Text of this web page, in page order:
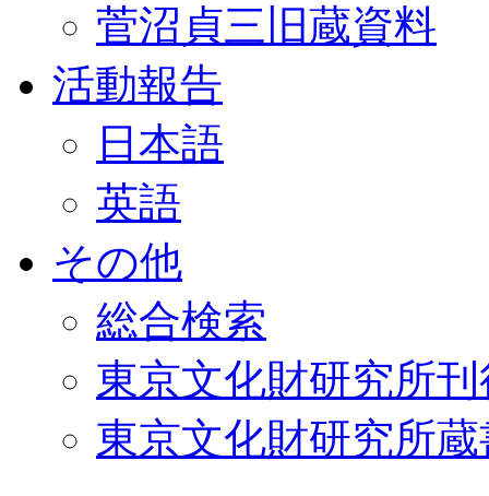
菅沼貞三旧蔵資料
活動報告
日本語
英語
その他
総合検索
東京文化財研究所
東京文化財研究所